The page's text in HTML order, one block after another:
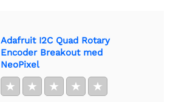
Adafruit I2C Quad Rotary
Encoder Breakout med
NeoPixel
★ ★ ★ ★ ★